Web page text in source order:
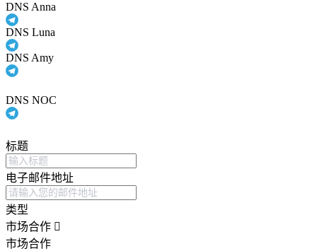
DNS Anna
DNS Luna
DNS Amy
DNS NOC
标题
电子邮件地址
类型
市场合作
市场合作